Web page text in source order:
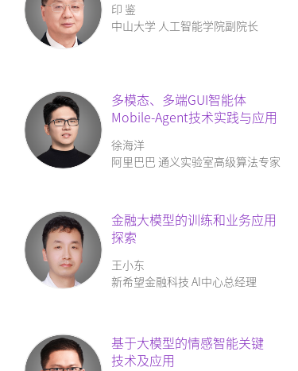
印 鉴
中山大学 人工智能学院副院长
多模态、多端GUI智能体
Mobile-Agent技术实践与应用
徐海洋
阿里巴巴 通义实验室高级算法专家
金融大模型的训练和业务应用
探索
王小东
新希望金融科技 AI中心总经理
基于大模型的情感智能关键
技术及应用